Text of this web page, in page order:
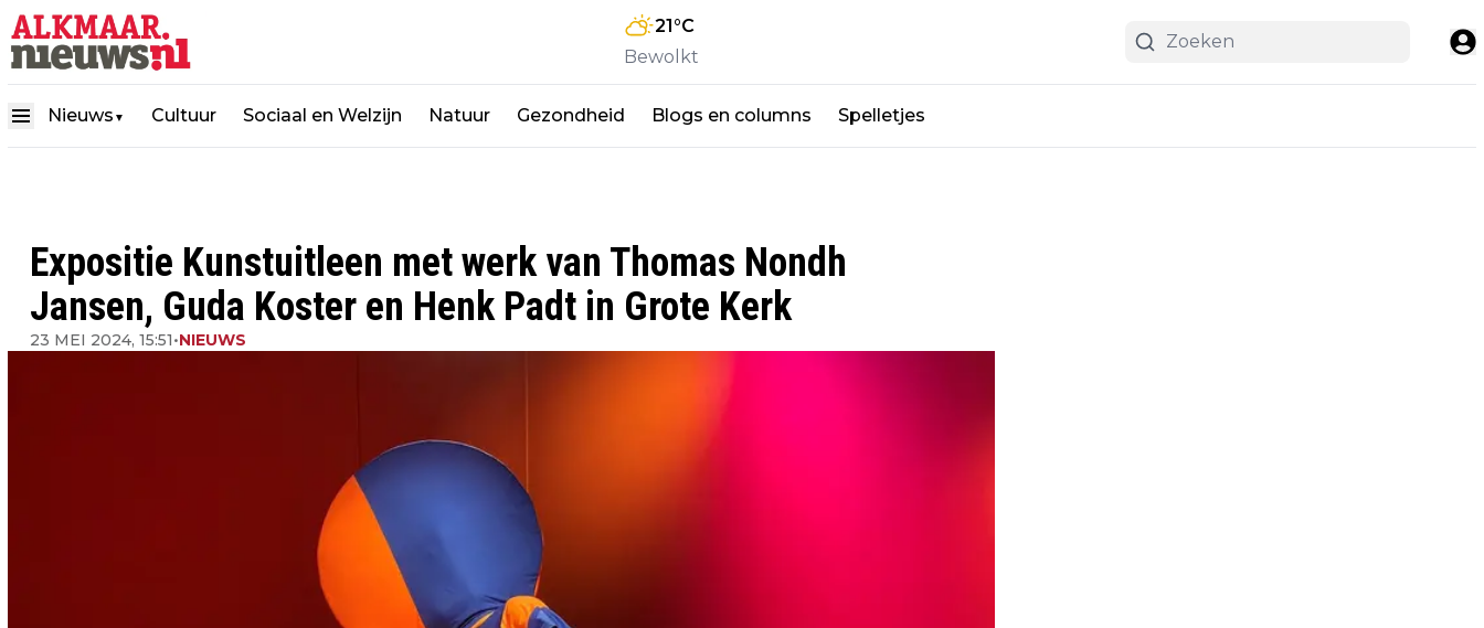
21°C
Bewolkt
Nieuws ▼ Cultuur Sociaal en Welzijn Natuur Gezondheid Blogs en columns Spelletjes
Expositie Kunstuitleen met werk van Thomas Nondh
Jansen, Guda Koster en Henk Padt in Grote Kerk
23 MEI 2024, 15:51•NIEUWS